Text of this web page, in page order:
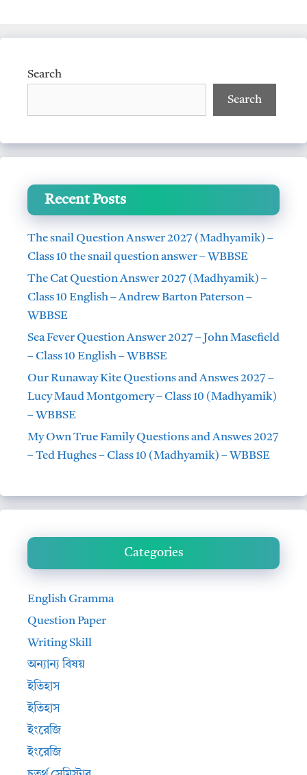
A
p
o
Search
Search
Recent Posts
The snail Question Answer 2027 (Madhyamik) –
Class 10 the snail question answer – WBBSE
The Cat Question Answer 2027 (Madhyamik) –
Class 10 English – Andrew Barton Paterson –
WBBSE
Sea Fever Question Answer 2027 – John Masefield
– Class 10 English – WBBSE
Our Runaway Kite Questions and Answes 2027 –
Lucy Maud Montgomery – Class 10 (Madhyamik)
– WBBSE
My Own True Family Questions and Answes 2027
– Ted Hughes – Class 10 (Madhyamik) – WBBSE
Categories
English Gramma
Question Paper
Writing Skill
অন্যান্য বিষয়
ইতিহাস
ইতিহাস
ইংরেজি
ইংরেজি